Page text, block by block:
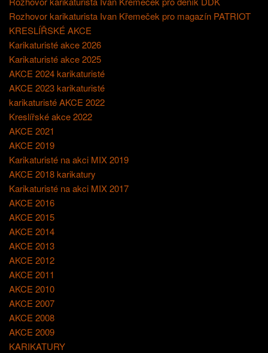
Rozhovor karikaturista Ivan Křemeček pro magazín PATRIOT
KRESLÍŘSKÉ AKCE
Karikaturisté akce 2026
Karikaturisté akce 2025
AKCE 2024 karikaturisté
AKCE 2023 karikaturisté
karikaturisté AKCE 2022
Kreslířské akce 2022
AKCE 2021
AKCE 2019
Karikaturisté na akci MIX 2019
AKCE 2018 karikatury
Karikaturisté na akci MIX 2017
AKCE 2016
AKCE 2015
AKCE 2014
AKCE 2013
AKCE 2012
AKCE 2011
AKCE 2010
AKCE 2007
AKCE 2008
AKCE 2009
KARIKATURY